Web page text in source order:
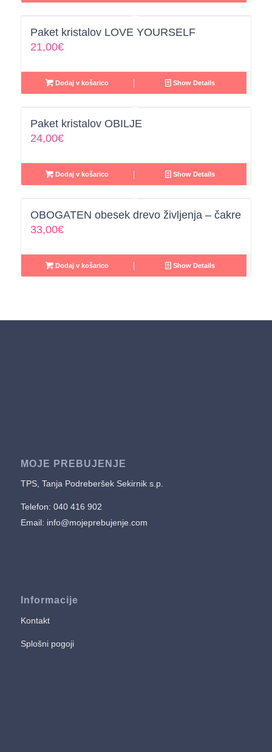
Paket kristalov LOVE YOURSELF
21,00€
Dodaj v košarico Show Details
Paket kristalov OBILJE
24,00€
Dodaj v košarico Show Details
OBOGATEN obesek drevo življenja – čakre
33,00€
Dodaj v košarico Show Details
MOJE PREBUJENJE
TPS, Tanja Podreberšek Sekirnik s.p.
Telefon: 040 416 902
Email: info@mojeprebujenje.com
Informacije
Kontakt
Splošni pogoji